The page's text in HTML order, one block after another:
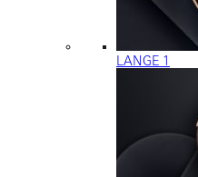
LANGE 1